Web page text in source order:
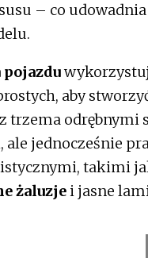
– co udowadnia
pojazdu
aby
trzema odrębnymi
ale jednocześnie
takimi
żaluzjei jasne